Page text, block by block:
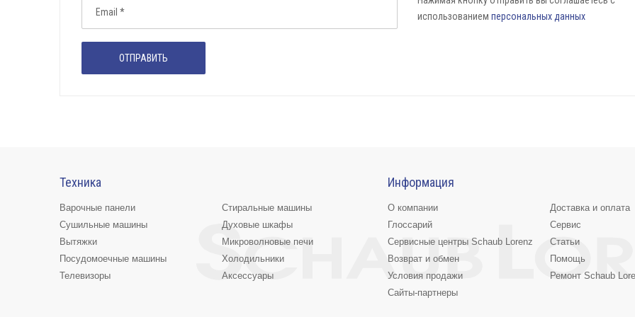
использованием персональных данных
Техника
Варочные панели
Стиральные машины
Сушильные машины
Духовые шкафы
Вытяжки
Микроволновые печи
Посудомоечные машины
Холодильники
Телевизоры
Аксессуары
Информация
О компании
Доставка и оплата
Глоссарий
Сервис
Сервисные центры Schaub Lorenz
Статьи
Возврат и обмен
Помощь
Условия продажи
Ремонт Schaub
Сайты-партнеры